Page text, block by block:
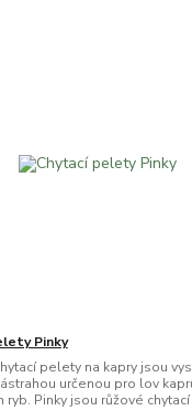
Pinky
pelety na kapry jsou
určenou pro lov
ryb. Pinky jsou růžové